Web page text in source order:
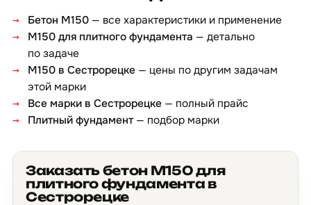
Бетон М150 — все характеристики и применение
М150 для плитного фундамента — детально
по задаче
М150 в Сестрорецке — цены по другим задачам
этой марки
Все марки в Сестрорецке — полный прайс
Плитный фундамент— подбор марки
Заказать бетон М150 для
плитного фундамента в
Сестрорецке